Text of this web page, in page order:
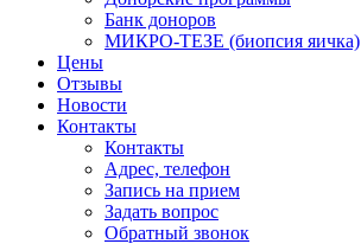
Банк доноров
МИКРО-ТЕЗЕ (биопсия яичка)
Цены
Отзывы
Новости
Контакты
Контакты
Адрес, телефон
Запись на прием
Задать вопрос
Обратный звонок